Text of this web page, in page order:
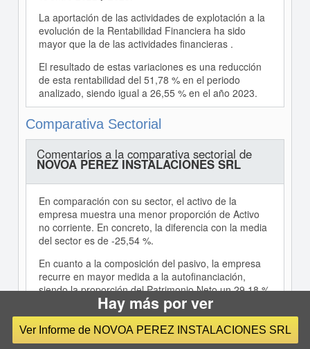
La aportación de las actividades de explotación a la
evolución de la Rentabilidad Financiera ha sido
mayor que la de las actividades financieras .
El resultado de estas variaciones es una reducción
de esta rentabilidad del 51,78 % en el periodo
analizado, siendo igual a 26,55 % en el año 2023.
Comparativa Sectorial
Comentarios a la comparativa sectorial de
NOVOA PEREZ INSTALACIONES SRL
En comparación con su sector, el activo de la
empresa muestra una menor proporción de Activo
no corriente. En concreto, la diferencia con la media
del sector es de -25,54 %.
En cuanto a la composición del pasivo, la empresa
recurre en mayor medida a la autofinanciación,
siendo la proporción del Patrimonio Neto un 29,18 %
mayor. Consecuentemente, las fuentes de
financiación ajenas son menos utilizadas por la
compañía (un 29,18 % menos que el sector).
Hay más por ver
Ver Informe de NOVOA PEREZ INSTALACIONES SRL